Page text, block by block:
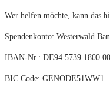
Wer helfen möchte, kann das
Spendenkonto: Westerwald
IBAN-Nr.: DE94 5739 1800
BIC Code: GENODE51WW1